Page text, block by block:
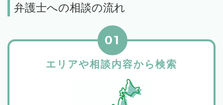
弁護士への相談の流れ
エリアや相談内容から検索
01